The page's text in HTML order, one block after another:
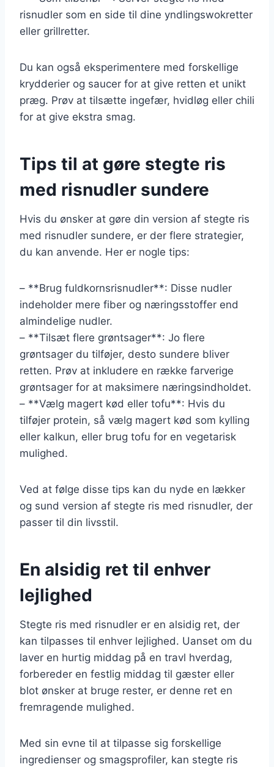
risnudler som en side til dine yndlingswokretter
eller grillretter.
Du kan også eksperimentere med forskellige
krydderier og saucer for at give retten et unikt
præg. Prøv at tilsætte ingefær, hvidløg eller chili
for at give ekstra smag.
Tips til at gøre stegte ris
med risnudler sundere
Hvis du ønsker at gøre din version af stegte ris
med risnudler sundere, er der flere strategier,
du kan anvende. Her er nogle tips:
– **Brug fuldkornsrisnudler**: Disse nudler
indeholder mere fiber og næringsstoffer end
almindelige nudler.
– **Tilsæt flere grøntsager**: Jo flere
grøntsager du tilføjer, desto sundere bliver
retten. Prøv at inkludere en række farverige
grøntsager for at maksimere næringsindholdet.
– **Vælg magert kød eller tofu**: Hvis du
tilføjer protein, så vælg magert kød som kylling
eller kalkun, eller brug tofu for en vegetarisk
mulighed.
Ved at følge disse tips kan du nyde en lækker
og sund version af stegte ris med risnudler, der
passer til din livsstil.
En alsidig ret til enhver
lejlighed
Stegte ris med risnudler er en alsidig ret, der
kan tilpasses til enhver lejlighed. Uanset om du
laver en hurtig middag på en travl hverdag,
forbereder en festlig middag til gæster eller
blot ønsker at bruge rester, er denne ret en
fremragende mulighed.
Med sin evne til at tilpasse sig forskellige
ingredienser og smagsprofiler, kan stegte ris